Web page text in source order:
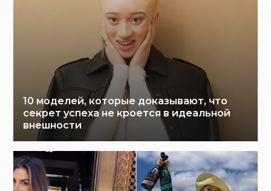
10 моделей, которые доказывают, что
секрет успеха не кроется в идеальной
внешности